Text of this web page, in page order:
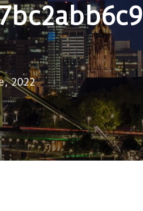
2022